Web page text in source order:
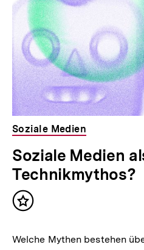
Soziale Medien
Soziale Medien
Technikmythos?
Inhalt
Welche Mythen bestehen